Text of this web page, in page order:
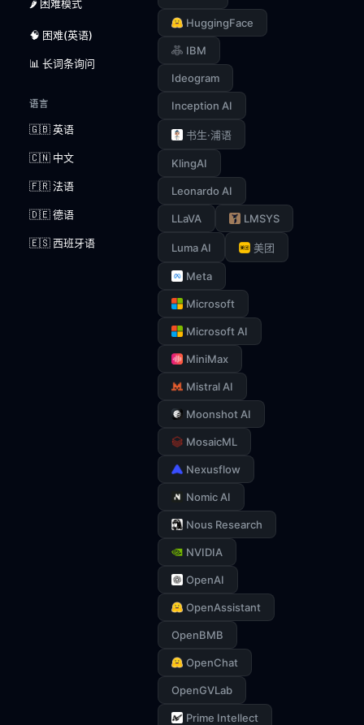
🌶️ 困难模式
🧠 困难(英语)
📊 长词条询问
语言
🇬🇧 英语
🇨🇳 中文
🇫🇷 法语
🇩🇪 德语
🇪🇸 西班牙语
HuggingFace
IBM
Ideogram
Inception AI
书生·浦语
KlingAI
Leonardo AI
LLaVA LMSYS
Luma AI 美团
Meta
Microsoft
Microsoft AI
MiniMax
Mistral AI
Moonshot AI
MosaicML
Nexusflow
Nomic AI
Nous Research
NVIDIA
OpenAI
OpenAssistant
OpenBMB
OpenChat
OpenGVLab
Prime Intellect